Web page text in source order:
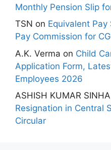
Monthly Pension Slip
TSN on Equivalent
Pay Commission for
A.K. Verma on Child
Application Form,
Employees 2026
ASHISH KUMAR SINHA
Resignation in Central
Circular